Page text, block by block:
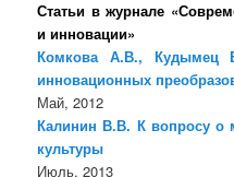
Статьи в журнале
и инновации»
Комкова А.В., Кудымец
инновационных
Май, 2012
Калинин В.В. К вопросу о
культуры
Июль, 2013